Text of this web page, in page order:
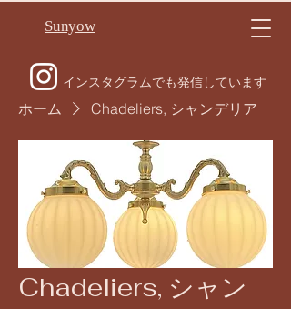
Sunyow
インスタグラムでも発信しています
ホーム Chadeliers, シャンデリア
Chadeliers, シャン